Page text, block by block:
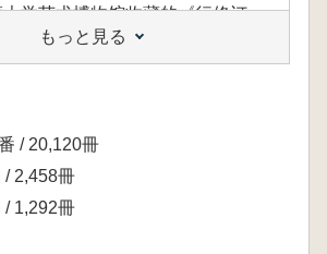
学艺术博物馆收藏的《行修订
羲之作)、《行书洛神赋》 (赵孟
博物馆收藏的《行书虹县诗卷》
作品。
代书法作品105幅,如普林斯顿大
藏的《楷书孝女曹娥碑和洛神赋
术博物馆收藏的《楷书陆机文
)、东京国立博物馆收藏的《行草
其昌作) 等。
もっと見る
/ 20,120冊
/ 2,458冊
/ 1,292冊